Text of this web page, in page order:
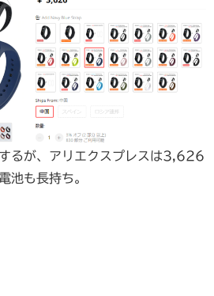
るが、アリエクスプレスは3,626
池も長持ち。